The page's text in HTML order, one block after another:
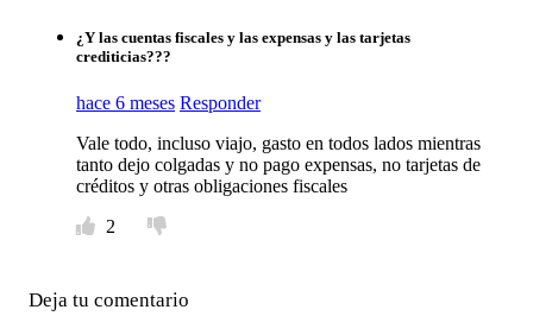
¿Y las cuentas fiscales y las expensas y las tarjetas
crediticias???
hace 6 meses Responder
Vale todo, incluso viajo, gasto en todos lados mientras
tanto dejo colgadas y no pago expensas, no tarjetas de
créditos y otras obligaciones fiscales
2
Deja tu comentario